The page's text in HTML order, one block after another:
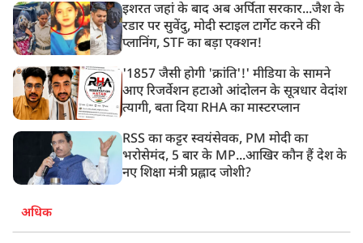
इशरत जहां के बाद अब अर्पिता सरकार...जैश के
रडार पर सुवेंदु, मोदी स्टाइल टार्गेट करने की
प्लानिंग, STF का बड़ा एक्शन!
'1857 जैसी होगी 'क्रांति'!' मीडिया के सामने
आए रिजर्वेशन हटाओ आंदोलन के सूत्रधार वेदांश
त्यागी, बता दिया RHA का मास्टरप्लान
RSS का कट्टर स्वयंसेवक, PM मोदी का
भरोसेमंद, 5 बार के MP...आखिर कौन हैं देश के
नए शिक्षा मंत्री प्रह्लाद जोशी?
अधिक